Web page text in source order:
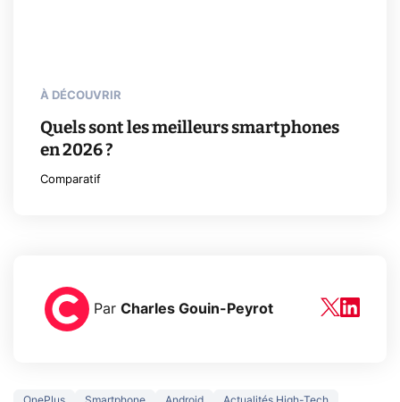
À DÉCOUVRIR
Quels sont les meilleurs smartphones
en 2026 ?
Comparatif
Par Charles Gouin-Peyrot